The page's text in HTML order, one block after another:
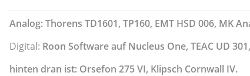
Analog: Thorens TD1601, TP160, EMT HSD 006, MK
Digital: Roon Software auf Nucleus One, TEAC UD 301,
hinten dran ist: Orsefon 275 VI, Klipsch Cornwall IV.